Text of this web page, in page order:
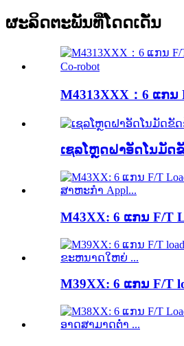
ຜະລິດຕະພັນທີ່ໂດດເດັ່ນ
M4313XXX：6 ແກນ
ເຊລໂຫຼດຝາອັດໂນມັດ
M43XX: 6 ແກນ F/T
M39XX: 6 ແກນ F/T